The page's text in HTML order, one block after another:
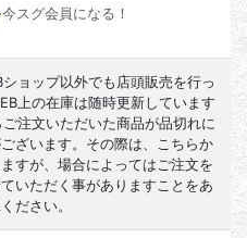
今スグ会員になる！
ョップ以外でも店頭販売を行っ
上の在庫は随時更新しています
注文いただいた商品が品切れに
ざいます。その際は、こちらか
すが、場合によってはご注文を
いただく事がありますことをあ
ださい。